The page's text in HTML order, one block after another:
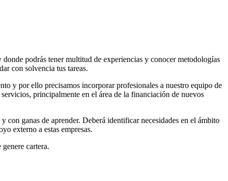
podrás tener multitud de experiencias y conocer metodologías
con solvencia tus tareas.
y por ello precisamos incorporar profesionales a nuestro equipo de
principalmente en el área de la financiación de nuevos
con ganas de aprender. Deberá identificar necesidades en el ámbito
externo a estas empresas.
cartera.